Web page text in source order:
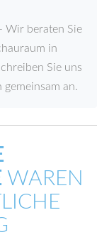
Wir beraten Sie
in
Sie uns
an.
WAREN